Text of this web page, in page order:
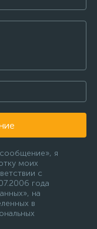
я
моих
с
года
на
в